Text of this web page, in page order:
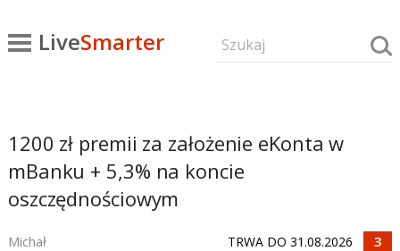
LiveSmarter
1200 zł premii za założenie eKonta w
mBanku + 5,3% na koncie
oszczędnościowym
Michał TRWA DO 31.08.2026